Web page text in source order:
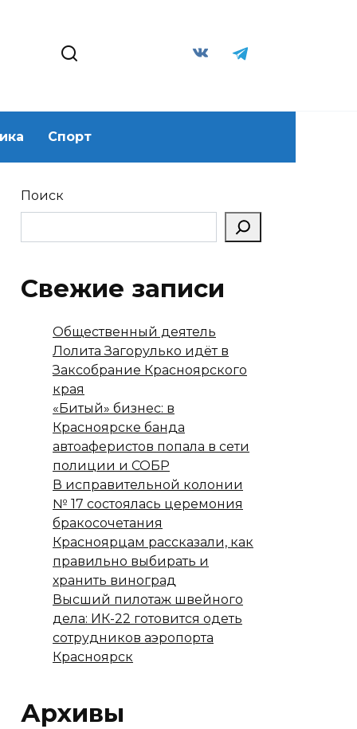
Спорт
Поиск
Свежие записи
Общественный деятель
Лолита Загорулько идёт в
Заксобрание Красноярского
края
«Битый» бизнес: в
Красноярске банда
автоаферистов попала в сети
полиции и СОБР
В исправительной колонии
№ 17 состоялась церемония
бракосочетания
Красноярцам рассказали, как
правильно выбирать и
хранить виноград
Высший пилотаж швейного
дела: ИК-22 готовится одеть
сотрудников аэропорта
Красноярск
Архивы